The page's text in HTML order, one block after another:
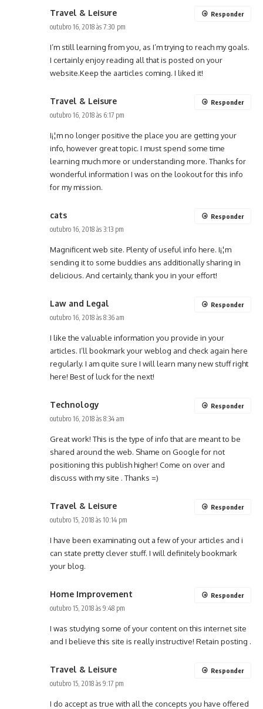
Travel & Leisure
outubro 16, 2018 às 7:30 pm
I’m still learning from you, as I’m trying to reach my goals.
I certainly enjoy reading all that is posted on your
website.Keep the aarticles coming. I liked it!
Responder
Travel & Leisure
outubro 16, 2018 às 6:17 pm
I¡¦m no longer positive the place you are getting your
info, however great topic. I must spend some time
learning much more or understanding more. Thanks for
wonderful information I was on the lookout for this info
for my mission.
Responder
cats
outubro 16, 2018 às 3:13 pm
Magnificent web site. Plenty of useful info here. I¡¦m
sending it to some buddies ans additionally sharing in
delicious. And certainly, thank you in your effort!
Responder
Law and Legal
outubro 16, 2018 às 8:36 am
I like the valuable information you provide in your
articles. I’ll bookmark your weblog and check again here
regularly. I am quite sure I will learn many new stuff right
here! Best of luck for the next!
Responder
Technology
outubro 16, 2018 às 8:34 am
Great work! This is the type of info that are meant to be
shared around the web. Shame on Google for not
positioning this publish higher! Come on over and
discuss with my site . Thanks =)
Responder
Travel & Leisure
outubro 15, 2018 às 10:14 pm
I have been examinating out a few of your articles and i
can state pretty clever stuff. I will definitely bookmark
your blog.
Responder
Home Improvement
outubro 15, 2018 às 9:48 pm
I was studying some of your content on this internet site
and I believe this site is really instructive! Retain posting .
Responder
Travel & Leisure
outubro 15, 2018 às 9:17 pm
I do accept as true with all the concepts you have offered
Responder